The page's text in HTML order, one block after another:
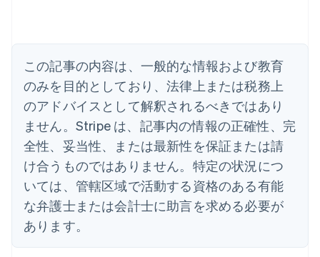
この記事の内容は、一般的な情報および教育
のみを目的としており、法律上または税務上
のアドバイスとして解釈されるべきではあり
ません。Stripe は、記事内の情報の正確性、完
全性、妥当性、または最新性を保証または請
け合うものではありません。特定の状況につ
いては、管轄区域で活動する資格のある有能
な弁護士または会計士に助言を求める必要が
あります。
English
イギリス
English
イタリア
Italiano English
インド
English
エストニア
English
オーストラリア
English
オーストリア
DeutschEnglish
オランダ